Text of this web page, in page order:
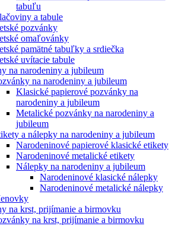
tabuľu
a tabule
pozvánky
omaľovánky
pamätné tabuľky a srdiečka
uvítacie tabule
na narodeniny a jubileum
na narodeniny a jubileum
Klasické papierové pozvánky na
narodeniny a jubileum
Metalické pozvánky na narodeniny a
jubileum
a nálepky na narodeniny a jubileum
Narodeninové papierové klasické etikety
Narodeninové metalické etikety
Nálepky na narodeniny a jubileum
Narodeninové klasické nálepky
Narodeninové metalické nálepky
na krst, prijímanie a birmovku
na krst, prijímanie a birmovku